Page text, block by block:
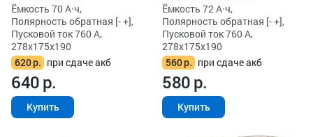
Ёмкость 70 А·ч,
Полярность обратная [- +],
Пусковой ток 760 А,
278x175x190
620р. при сдаче акб
640р.
Купить
Ёмкость 72 А·ч,
Полярность обратная [- +],
Пусковой ток 760 А,
278x175x190
560р. при сдаче акб
580р.
Купить